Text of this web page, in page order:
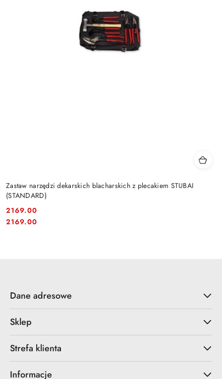
Zastaw narzędzi dekarskich blacharskich z plecakiem STUBAI
(STANDARD)
Cena:
2169.00
Cena:
2169.00
Dane adresowe
Sklep
Strefa klienta
Informacje